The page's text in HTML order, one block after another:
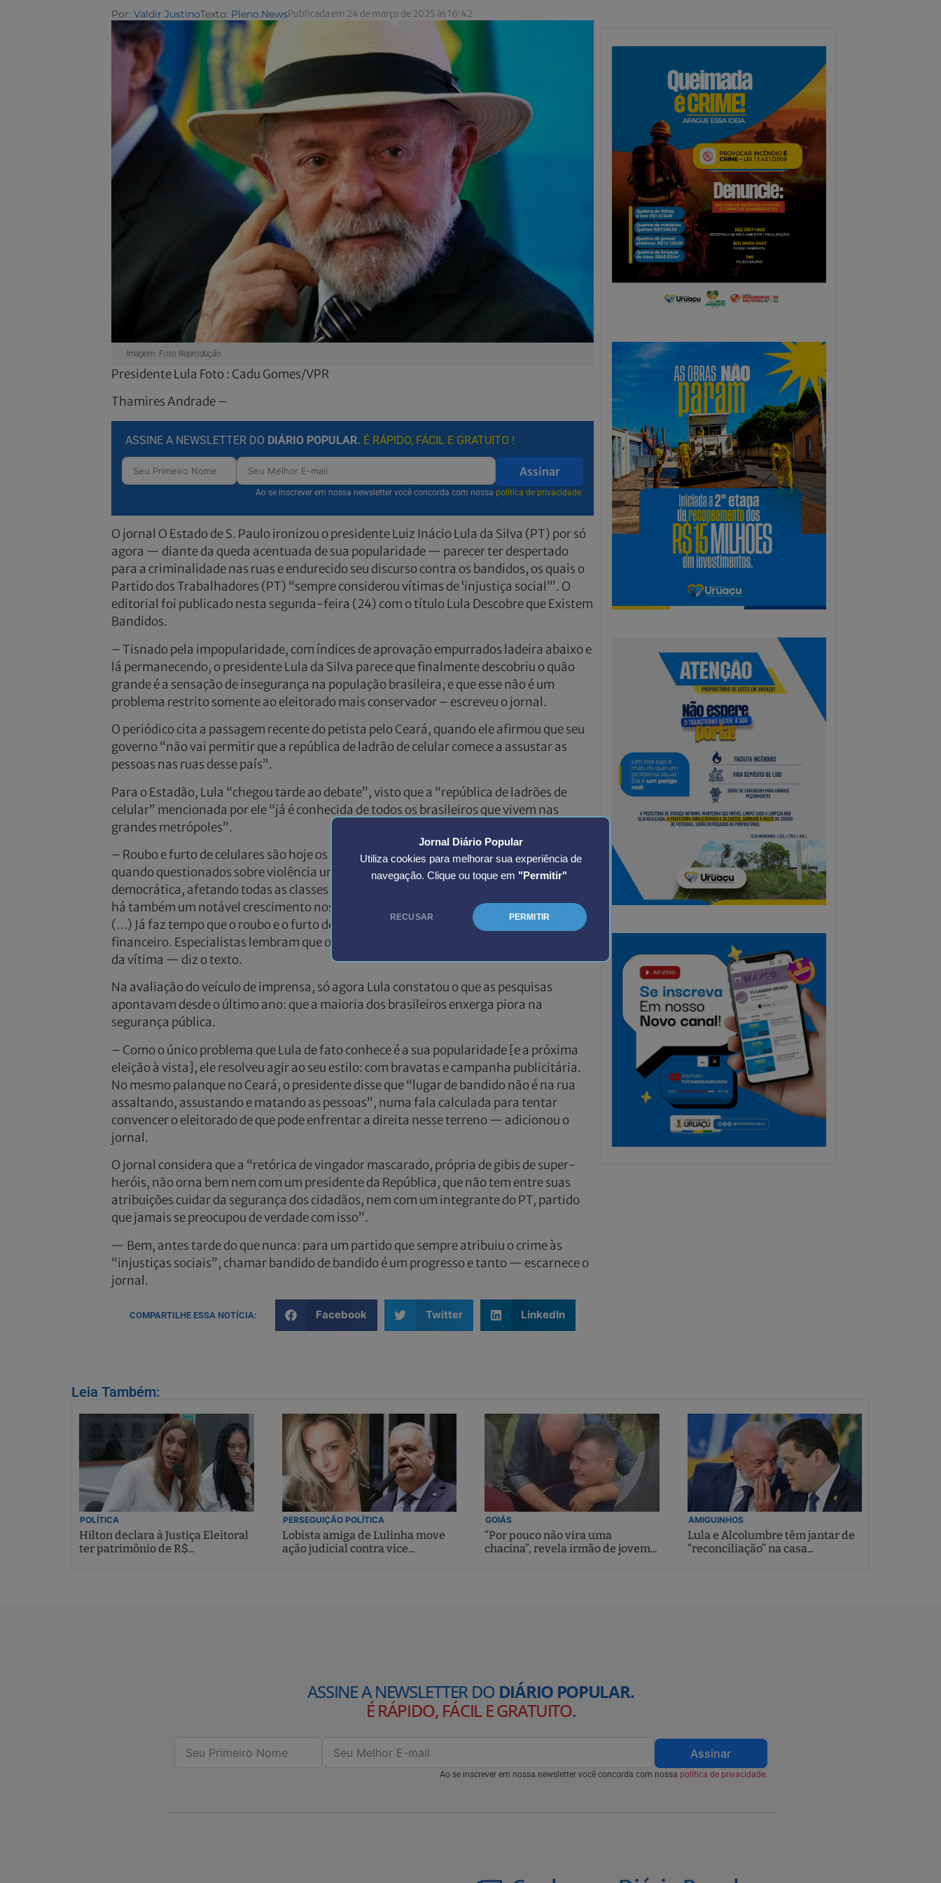
Jornal Diário Popular
Utiliza cookies para melhorar sua experiência de
navegação. Clique ou toque em "Permitir"
RECUSAR PERMITIR
Por: Valdir JustinoTexto: Pleno.NewsPublicada em 24 de março de 2025 às 16:42
Imagem: Foto Reprodução
Presidente Lula Foto : Cadu Gomes/VPR
Thamires Andrade –
ASSINE A NEWSLETTER DO DIÁRIO POPULAR. É RÁPIDO, FÁCIL E GRATUITO !
Assinar
Ao se inscrever em nossa newsletter você concorda com nossa política de privacidade.
O jornal O Estado de S. Paulo ironizou o presidente Luiz Inácio Lula da Silva (PT) por só
agora — diante da queda acentuada de sua popularidade — parecer ter despertado
para a criminalidade nas ruas e endurecido seu discurso contra os bandidos, os quais o
Partido dos Trabalhadores (PT) “sempre considerou vítimas de ‘injustiça social’”. O
editorial foi publicado nesta segunda-feira (24) com o título Lula Descobre que Existem
Bandidos.
– Tisnado pela impopularidade, com índices de aprovação empurrados ladeira abaixo e
lá permanecendo, o presidente Lula da Silva parece que finalmente descobriu o quão
grande é a sensação de insegurança na população brasileira, e que esse não é um
problema restrito somente ao eleitorado mais conservador – escreveu o jornal.
O periódico cita a passagem recente do petista pelo Ceará, quando ele afirmou que seu
governo “não vai permitir que a república de ladrão de celular comece a assustar as
pessoas nas ruas desse país”.
Para o Estadão, Lula “chegou tarde ao debate”, visto que a “república de ladrões de
celular” mencionada por ele “já é conhecida de todos os brasileiros que vivem nas
grandes metrópoles”.
– Roubo e furto de celulares são hoje os crimes que mais preocupam os cidadãos
quando questionados sobre violência urbana, crimes esses que ocorrem de forma
democrática, afetando todas as classes sociais. Em alguns casos, como o de São Paulo,
há também um notável crescimento nos índices de latrocínio (roubo seguido de morte).
(…) Já faz tempo que o roubo e o furto de celulares resultavam somente em prejuízo
financeiro. Especialistas lembram que os aparelhos viraram fonte de devassa na vida
da vítima — diz o texto.
Na avaliação do veículo de imprensa, só agora Lula constatou o que as pesquisas
apontavam desde o último ano: que a maioria dos brasileiros enxerga piora na
segurança pública.
– Como o único problema que Lula de fato conhece é a sua popularidade [e a próxima
eleição à vista], ele resolveu agir ao seu estilo: com bravatas e campanha publicitária.
No mesmo palanque no Ceará, o presidente disse que “lugar de bandido não é na rua
assaltando, assustando e matando as pessoas”, numa fala calculada para tentar
convencer o eleitorado de que pode enfrentar a direita nesse terreno — adicionou o
jornal.
O jornal considera que a “retórica de vingador mascarado, própria de gibis de super-
heróis, não orna bem nem com um presidente da República, que não tem entre suas
atribuições cuidar da segurança dos cidadãos, nem com um integrante do PT, partido
que jamais se preocupou de verdade com isso”.
— Bem, antes tarde do que nunca: para um partido que sempre atribuiu o crime às
“injustiças sociais”, chamar bandido de bandido é um progresso e tanto — escarnece o
jornal.
COMPARTILHE ESSA NOTÍCIA: Facebook Twitter LinkedIn
Leia Também:
POLÍTICA
Hilton declara à Justiça Eleitoral
ter patrimônio de R$...
PERSEGUIÇÃO POLÍTICA
Lobista amiga de Lulinha move
ação judicial contra vice...
GOIÁS
“Por pouco não vira uma
chacina”, revela irmão de jovem...
AMIGUINHOS
Lula e Alcolumbre têm jantar de
“reconciliação” na casa...
ASSINE A NEWSLETTER DO DIÁRIO POPULAR.
É RÁPIDO, FÁCIL E GRATUITO.
Assinar
Ao se inscrever em nossa newsletter você concorda com nossa política de privacidade.